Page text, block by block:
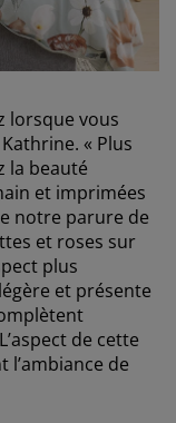
lorsque vous
« Plus
la beauté
et imprimées
notre parure de
et roses sur
plus
et présente
de cette
de